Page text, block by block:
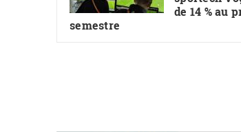
de 14 % au
semestre